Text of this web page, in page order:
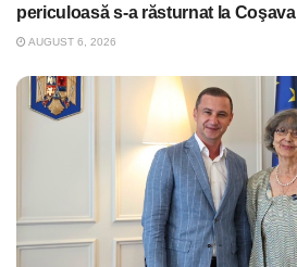
periculoasă s-a răsturnat la Coşava
AUGUST 6, 2026